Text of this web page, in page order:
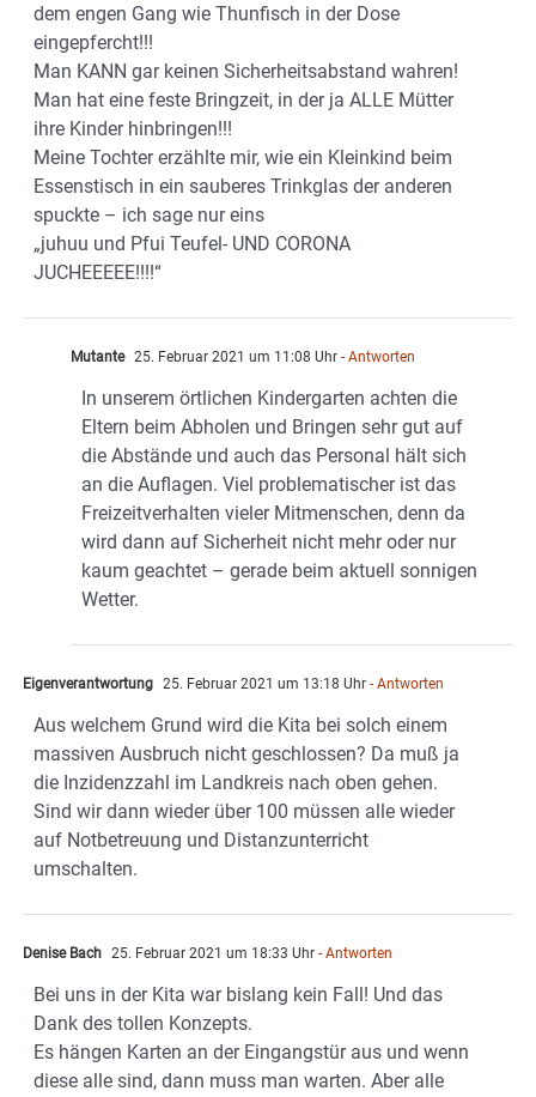
dem engen Gang wie Thunfisch in der Dose
eingepfercht!!!
Man KANN gar keinen Sicherheitsabstand wahren!
Man hat eine feste Bringzeit, in der ja ALLE Mütter
ihre Kinder hinbringen!!!
Meine Tochter erzählte mir, wie ein Kleinkind beim
Essenstisch in ein sauberes Trinkglas der anderen
spuckte – ich sage nur eins
„juhuu und Pfui Teufel- UND CORONA
JUCHEEEEE!!!!“
Mutante 25. Februar 2021 um 11:08 Uhr - Antworten
In unserem örtlichen Kindergarten achten die
Eltern beim Abholen und Bringen sehr gut auf
die Abstände und auch das Personal hält sich
an die Auflagen. Viel problematischer ist das
Freizeitverhalten vieler Mitmenschen, denn da
wird dann auf Sicherheit nicht mehr oder nur
kaum geachtet – gerade beim aktuell sonnigen
Wetter.
Eigenverantwortung 25. Februar 2021 um 13:18 Uhr - Antworten
Aus welchem Grund wird die Kita bei solch einem
massiven Ausbruch nicht geschlossen? Da muß ja
die Inzidenzzahl im Landkreis nach oben gehen.
Sind wir dann wieder über 100 müssen alle wieder
auf Notbetreuung und Distanzunterricht
umschalten.
Denise Bach 25. Februar 2021 um 18:33 Uhr - Antworten
Bei uns in der Kita war bislang kein Fall! Und das
Dank des tollen Konzepts.
Es hängen Karten an der Eingangstür aus und wenn
diese alle sind, dann muss man warten. Aber alle